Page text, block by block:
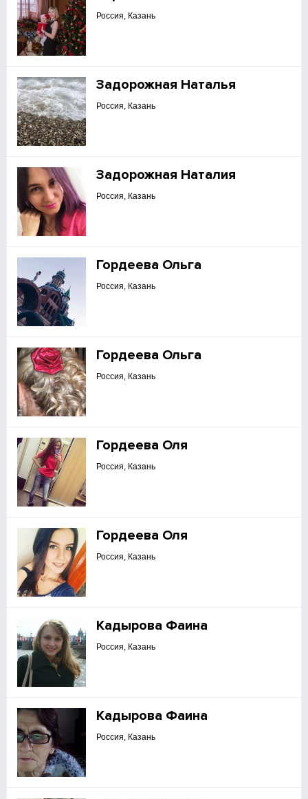
Россия, Казань
Задорожная Наталья
Россия, Казань
Задорожная Наталия
Россия, Казань
Гордеева Ольга
Россия, Казань
Гордеева Ольга
Россия, Казань
Гордеева Оля
Россия, Казань
Гордеева Оля
Россия, Казань
Кадырова Фаина
Россия, Казань
Кадырова Фаина
Россия, Казань